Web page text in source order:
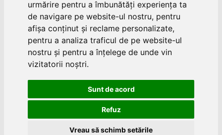
urmărire pentru a îmbunătăți experiența ta
de navigare pe website-ul nostru, pentru
afișa conținut și reclame personalizate,
pentru a analiza traficul de pe website-ul
nostru și pentru a înțelege de unde vin
vizitatorii noștri.
Sunt de acord
Refuz
Vreau să schimb setările